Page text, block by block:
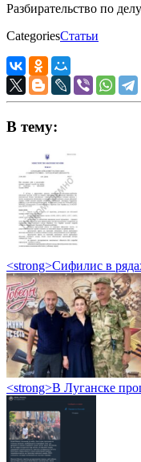
Разбирательство по
CategoriesСтатьи
В тему:
<strong>Сифилис в
<strong>В Луганске